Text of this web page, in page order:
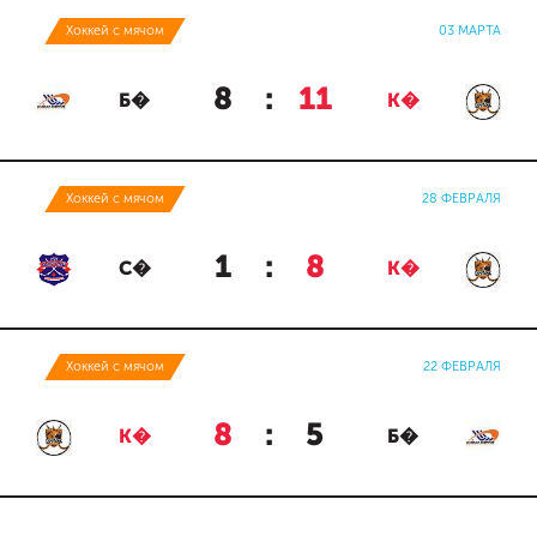
Хоккей с мячом 03 МАРТА
Б� 8 : 11 К�
Хоккей с мячом 28 ФЕВРАЛЯ
С� 1 : 8 К�
Хоккей с мячом 22 ФЕВРАЛЯ
К� 8 : 5 Б�